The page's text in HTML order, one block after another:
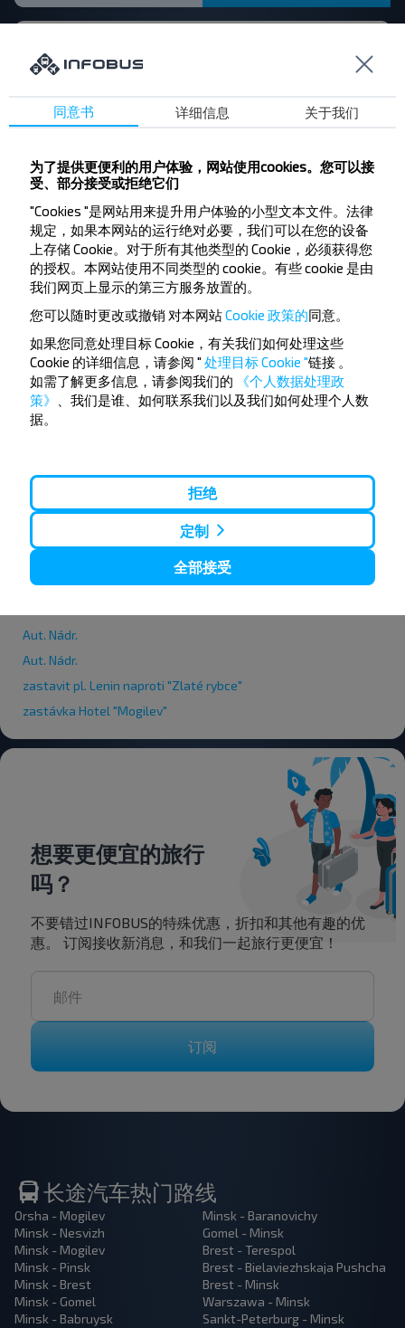
17:08
Mogilev
1 27
18:35
Klichaw AS
Mogilev—Gluhskaya seliba, Byhovskiy r-n MOGILEVSKAYA OBL.
—CHechevichi, Byhovskiy r-n MOGILEVSKAYA OBL. — Dowgaje
Gonchanskoe T/p, Klichevskiy r-n MOGILEVSKAYA OBL.
Belarus— Goncha, Klichevskiy r-n MOGILEVSKAYA OBL. Belarus
—Klichaw
航班详情 购买
Aut. Nádr., ul.Leninskaha 93
Ordzhonikidze nam.
Aut. Nádr.
Aut. Nádr.
Aut. Nádr.
Aut. Nádr.
Aut. Nádr.
Aut. Nádr.
Aut. Nádr.
zastavit pl. Lenin naproti "Zlaté rybce"
zastávka Hotel "Mogilev"
想要更便宜的旅行
吗？
不要错过INFOBUS的特殊优惠，折扣和其他有趣的优
惠。 订阅接收新消息，和我们一起旅行更便宜！
订阅
长途汽车热门路线
Orsha - Mogilev
Minsk - Nesvizh
Minsk - Mogilev
Minsk - Pinsk
Minsk - Brest
Minsk - Gomel
Minsk - Babruysk
Minsk - Baranovichy
Gomel - Minsk
Brest - Terespol
Brest - Bielaviezhskaja Pushcha
Brest - Minsk
Warszawa - Minsk
Sankt-Peterburg - Minsk
同意书 详细信息 关于我们
为了提供更便利的用户体验，网站使用cookies。您可以接
受、部分接受或拒绝它们
"Cookies "是网站用来提升用户体验的小型文本文件。法律
规定，如果本网站的运行绝对必要，我们可以在您的设备
上存储 Cookie。对于所有其他类型的 Cookie，必须获得您
的授权。本网站使用不同类型的 cookie。有些 cookie 是由
我们网页上显示的第三方服务放置的。
您可以随时更改或撤销 对本网站Cookie 政策的同意。
如果您同意处理目标 Cookie，有关我们如何处理这些
Cookie 的详细信息，请参阅 " 处理目标 Cookie "链接
如需了解更多信息，请参阅我们的
《个人数据处理政
策》
、我们是谁、如何联系我们以及我们如何处理个人数
据。
拒绝
定制
全部接受